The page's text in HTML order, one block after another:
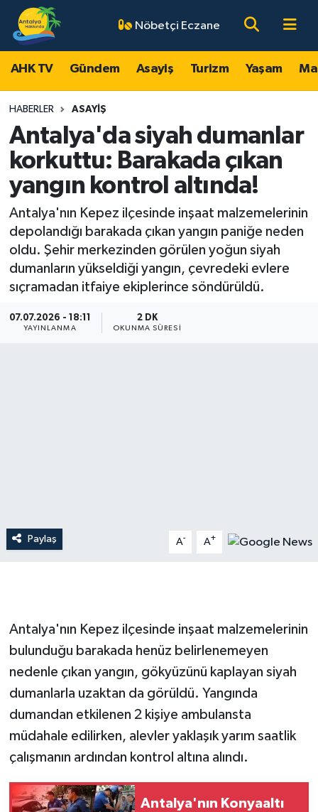
Nöbetçi Eczane
AHK TV Gündem Asayiş Turizm Yaşam
HABERLER ASAYIŞ
Antalya'da siyah dumanlar
korkuttu: Barakada çıkan
yangın kontrol altında!
Antalya'nın Kepez ilçesinde inşaat malzemelerinin
depolandığı barakada çıkan yangın paniğe neden
oldu. Şehir merkezinden görülen yoğun siyah
dumanların yükseldiği yangın, çevredeki evlere
sıçramadan itfaiye ekiplerince söndürüldü.
07.07.2026 - 18:11
YAYINLANMA
2 DK
OKUNMA SÜRESI
Paylaş A- A+
Antalya'nın Kepez ilçesinde inşaat malzemelerinin
bulunduğu barakada henüz belirlenemeyen
nedenle çıkan yangın, gökyüzünü kaplayan siyah
dumanlarla uzaktan da görüldü. Yangında
dumandan etkilenen 2 kişiye ambulansta
müdahale edilirken, alevler yaklaşık yarım saatlik
çalışmanın ardından kontrol altına alındı.
Antalya'nın Konyaaltı
AHK TV
Gündem
Asayiş
Turizm
Yaşam
Magazin
Ekonomi
Antalya Nöbetçi Eczaneler
Antalya Hava Durumu
Antalya Namaz Vakitleri
Antalya Trafik Yoğunluk Haritası
Süper Lig Puan Durumu ve Fikstür
Tüm Manşetler
Son Dakika Haberleri